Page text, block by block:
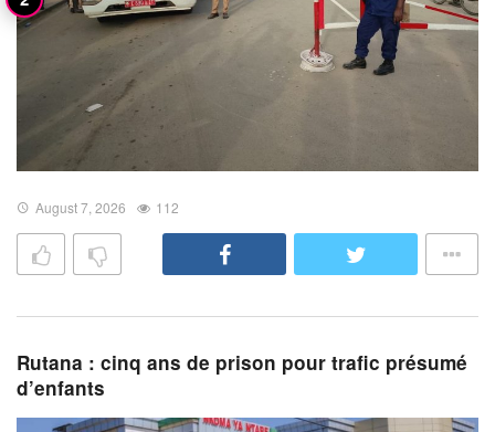
August 7, 2026 112
Rutana : cinq ans de prison pour trafic présumé
d’enfants